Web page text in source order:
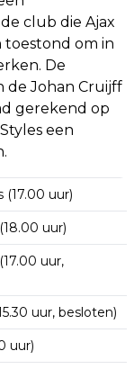
club die Ajax
toestond om in
De
de Johan Cruijff
gerekend op
een
(17.00 uur)
uur)
uur,
uur, besloten)
uur)